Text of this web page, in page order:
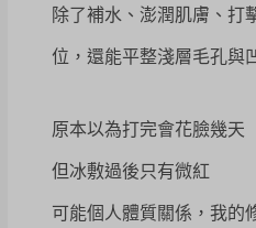
除了補水、澎潤肌膚、打
位，還能平整淺層毛孔與
原本以為打完會花臉幾天
但冰敷過後只有微紅
可能個人體質關係，我的